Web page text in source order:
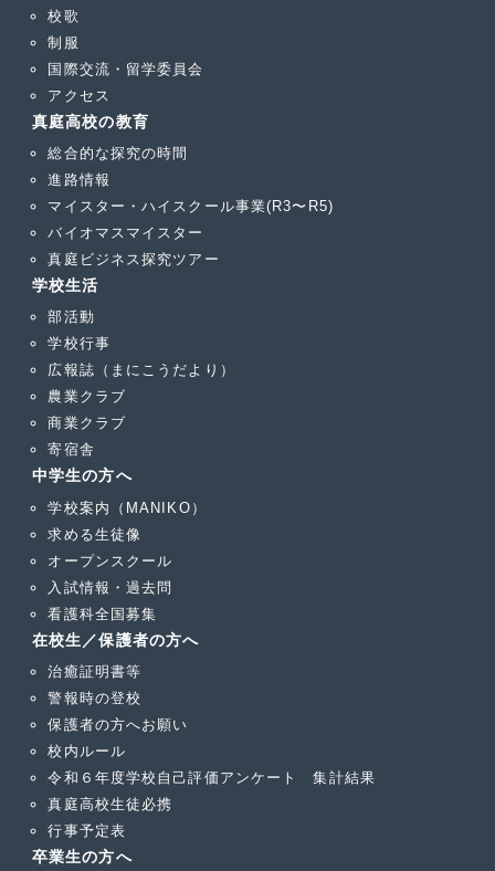
校歌
制服
国際交流・留学委員会
アクセス
真庭高校の教育
総合的な探究の時間
進路情報
マイスター・ハイスクール事業(R3〜R5)
バイオマスマイスター
真庭ビジネス探究ツアー
学校生活
部活動
学校行事
広報誌（まにこうだより）
農業クラブ
商業クラブ
寄宿舎
中学生の方へ
学校案内（MANIKO）
求める生徒像
オープンスクール
入試情報・過去問
看護科全国募集
在校生／保護者の方へ
治癒証明書等
警報時の登校
保護者の方へお願い
校内ルール
令和６年度学校自己評価アンケート 集計結果
真庭高校生徒必携
行事予定表
卒業生の方へ